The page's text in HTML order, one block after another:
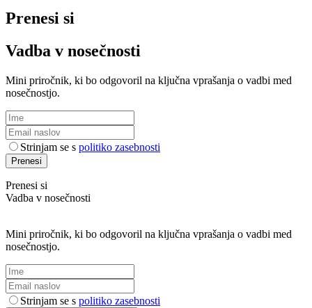
Prenesi si
Vadba v nosečnosti
Mini priročnik, ki bo odgovoril na ključna vprašanja o vadbi med
nosečnostjo.
Strinjam se s politiko zasebnosti
Prenesi
Prenesi si
Vadba v nosečnosti
Mini priročnik, ki bo odgovoril na ključna vprašanja o vadbi med
nosečnostjo.
Strinjam se s politiko zasebnosti